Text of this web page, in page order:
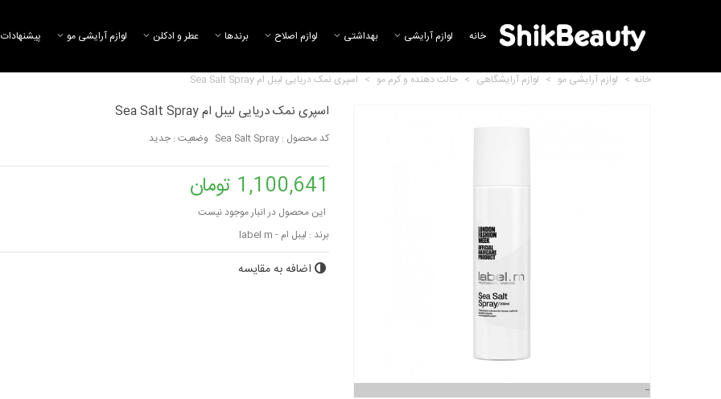
خانه لوازم آرایشی بهداشتی لوازم اصلاح برند‌ها عطر و ادکلن لوازم آرایشی مو
خانه > لوازم آرایشی مو > لوازم آرایشگاهی > حالت دهنده و کرم مو > اسپری نمک دریایی لیبل ام Sea Salt Spray
اسپری نمک دریایی لیبل ام Sea Salt Spray
کد محصول : Sea Salt Spray وضعیت : جدید
1,100,641 تومان
این محصول در انبار موجود نیست
برند : لیبل ام - label m
اضافه به مقایسه